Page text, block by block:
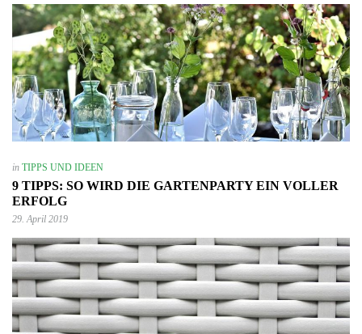
in TIPPS UND IDEEN
9 TIPPS: SO WIRD DIE GARTENPARTY EIN VOLLER
ERFOLG
29. April 2019